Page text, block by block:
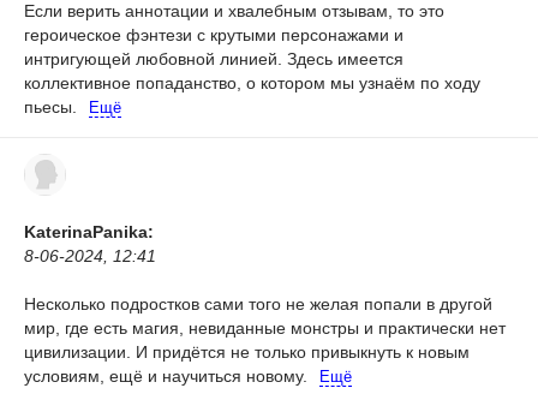
Если верить аннотации и хвалебным отзывам, то это
героическое фэнтези с крутыми персонажами и
интригующей любовной линией. Здесь имеется
коллективное попаданство, о котором мы узнаём по ходу
пьесы.
Ещё
KaterinaPanika:
8-06-2024, 12:41
Несколько подростков сами того не желая попали в другой
мир, где есть магия, невиданные монстры и практически нет
цивилизации.
И придётся не только привыкнуть к новым
условиям, ещё и научиться новому.
Ещё